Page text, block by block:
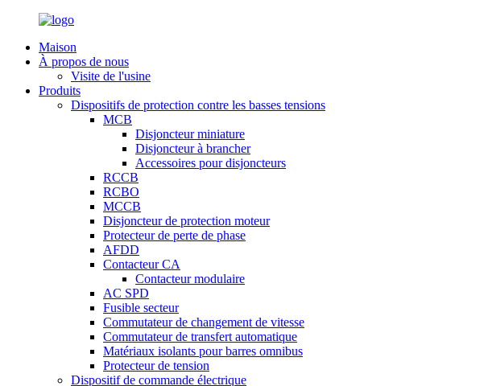
Maison
À propos de nous
Visite de l'usine
Produits
Dispositifs de protection contre les basses tensions
MCB
Disjoncteur miniature
Disjoncteur à brancher
Accessoires pour disjoncteurs
RCCB
RCBO
MCCB
Disjoncteur de protection moteur
Protecteur de perte de phase
AFDD
Contacteur CA
Contacteur modulaire
AC SPD
Fusible secteur
Commutateur de changement de vitesse
Commutateur de transfert automatique
Matériaux isolants pour barres omnibus
Protecteur de tension
Dispositif de commande électrique